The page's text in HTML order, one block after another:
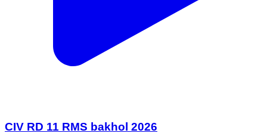
CIV RD 11 RMS bakhol 2026